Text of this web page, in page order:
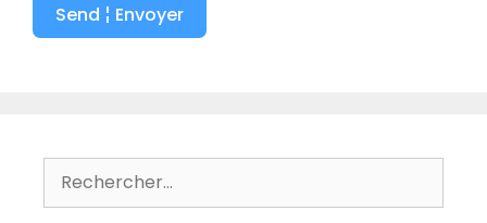
Send ¦ Envoyer
Rechercher :